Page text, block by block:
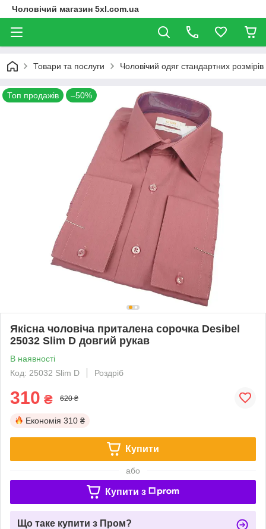
Чоловічий магазин 5xl.com.ua
Товари та послуги Чоловічий одяг стандартних розмірів
Топ продажів –50%
Якісна чоловіча приталена сорочка Desibel
25032 Slim D довгий рукав
В наявності
Код: 25032 Slim D
Роздріб
310 ₴ 620 ₴
Економія 310 ₴
Купити
або
Купити з
Що таке купити з Пром?